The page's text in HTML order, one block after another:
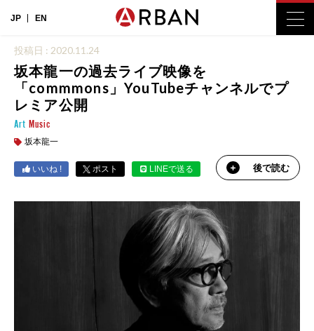
JP EN
投稿日 : 2020.11.24
坂本龍一の過去ライブ映像を
「commmons」YouTubeチャンネルでプ
レミア公開
Art Music
坂本龍一
いいね ! ポスト LINEで送る 後で読む